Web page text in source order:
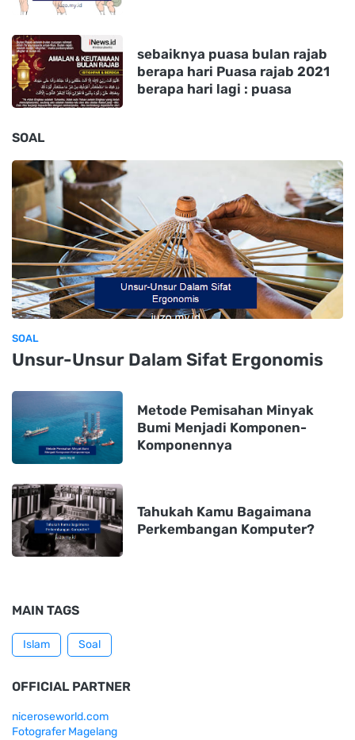
sebaiknya puasa bulan rajab
berapa hari Puasa rajab 2021
berapa hari lagi : puasa
SOAL
SOAL
Unsur-Unsur Dalam Sifat Ergonomis
Metode Pemisahan Minyak
Bumi Menjadi Komponen-
Komponennya
Tahukah Kamu Bagaimana
Perkembangan Komputer?
MAIN TAGS
Islam Soal
OFFICIAL PARTNER
niceroseworld.com
Fotografer Magelang